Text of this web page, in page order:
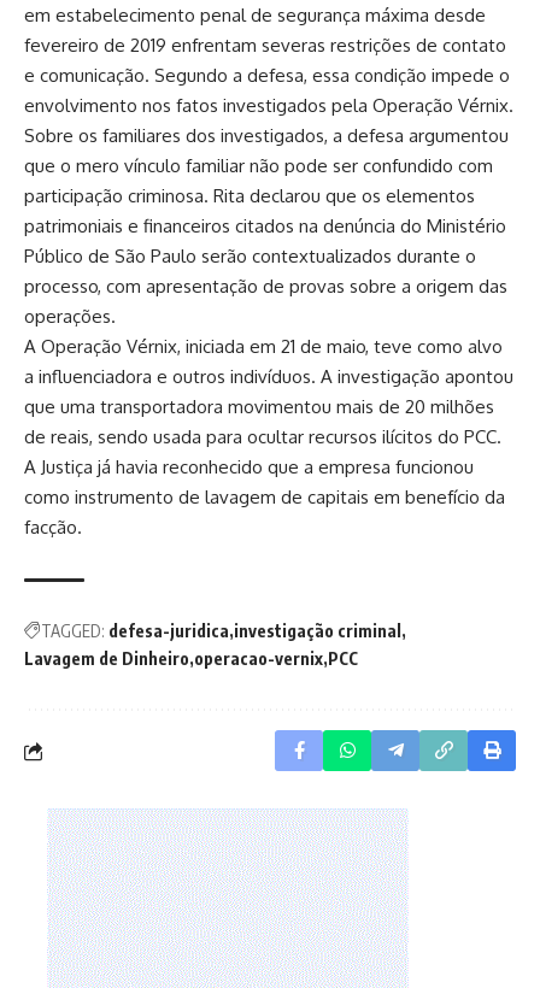
em estabelecimento penal de segurança máxima desde
fevereiro de 2019 enfrentam severas restrições de contato
e comunicação. Segundo a defesa, essa condição impede o
envolvimento nos fatos investigados pela Operação Vérnix.
Sobre os familiares dos investigados, a defesa argumentou
que o mero vínculo familiar não pode ser confundido com
participação criminosa. Rita declarou que os elementos
patrimoniais e financeiros citados na denúncia do Ministério
Público de São Paulo serão contextualizados durante o
processo, com apresentação de provas sobre a origem das
operações.
A Operação Vérnix, iniciada em 21 de maio, teve como alvo
a influenciadora e outros indivíduos. A investigação apontou
que uma transportadora movimentou mais de 20 milhões
de reais, sendo usada para ocultar recursos ilícitos do PCC.
A Justiça já havia reconhecido que a empresa funcionou
como instrumento de lavagem de capitais em benefício da
facção.
TAGGED: defesa-juridica investigação criminal
Lavagem de Dinheiro operacao-vernix PCC